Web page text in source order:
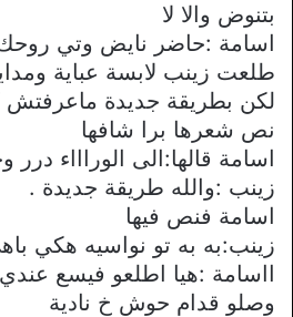
بتنوض واﻻ ﻻ
اسامة :حاضر نايض وتي
طلعت زينب ﻻبسة عباية
لكن بطريقة جديدة
نص شعرها برا شافها
اسامة قالها:الى الوراااء
زينب :والله طريقة جديدة .
اسامة فنص فيها
زينب:به به تو نواسيه هكي
ااسامة :هيا اطلعو فيسع
وصلو قدام حوش خ نادية